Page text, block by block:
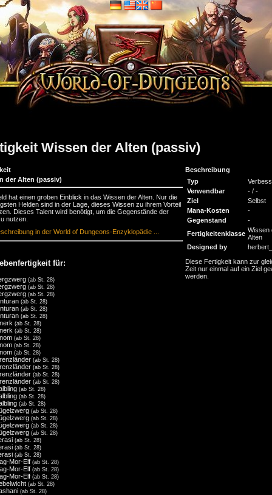
Wissen der Alten (passiv)
Beschreibung
der Alten (passiv)
hat einen groben Einblick in das Wissen der Alten. Nur die
Helden sind in der Lage, dieses Wissen zu ihrem Vorteil
Dieses Talent wird benötigt, um die Gegenstände der
nutzen.
in der World of Dungeons-Enzyklopädie ...
für:
(ab St. 28)
(ab St. 28)
(ab St. 28)
(ab St. 28)
(ab St. 28)
(ab St. 28)
(ab St. 28)
(ab St. 28)
(ab St. 28)
(ab St. 28)
(ab St. 28)
(ab St. 28)
(ab St. 28)
(ab St. 28)
(ab St. 28)
(ab St. 28)
(ab St. 28)
(ab St. 28)
(ab St. 28)
(ab St. 28)
(ab St. 28)
(ab St. 28)
(ab St. 28)
(ab St. 28)
(ab St. 28)
Mor-Elf (ab St. 28)
Mor-Elf (ab St. 28)
Mor-Elf (ab St. 28)
(ab St. 28)
(ab St. 28)
Typ
Verwendbar
- / -
Ziel
Selbst
Mana-Kosten
-
Gegenstand
-
Fertigkeitenklasse Wissen
Alten
Designed by
herbert_
Diese Fertigkeit kann zur
Zeit nur einmal auf ein Ziel
werden.